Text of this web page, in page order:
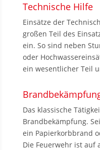
Technische Hilfe
Einsätze der
großen Teil des
ein. So sind neben
oder
ein wesentlicher Teil
Das klassische
Brandbekämpfung.
ein Papierkorbbrand
Die Feuerwehr ist auf